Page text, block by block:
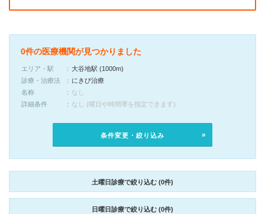
0件の医療機関が見つかりました
エリア・駅
大谷地駅 (1000m)
診療・治療法
にきび治療
名称
なし
詳細条件
なし (曜日や時間帯を指定できます)
条件変更・絞り込み
土曜日診療で絞り込む (0件)
日曜日診療で絞り込む (0件)